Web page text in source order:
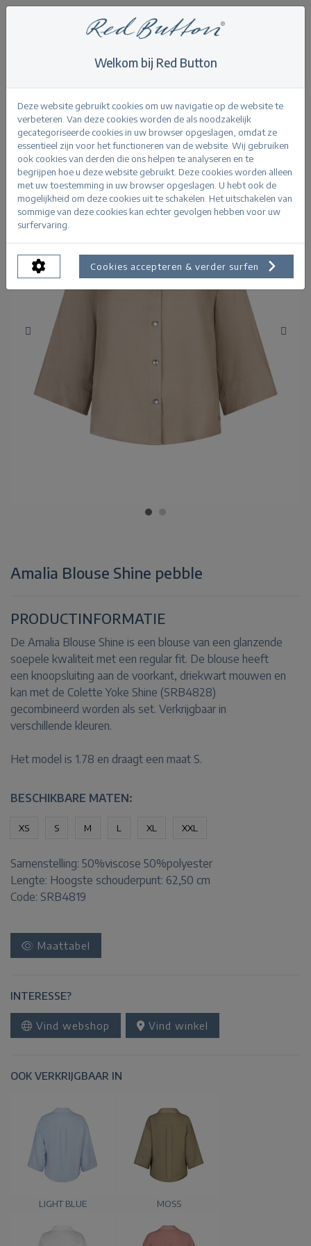
Amalia Blouse Shine
Terug
Amalia Blouse Shine pebble
PRODUCTINFORMATIE
De Amalia Blouse Shine is een blouse van een glanzende
soepele kwaliteit met een regular fit. De blouse heeft
een knoopsluiting aan de voorkant, driekwart mouwen en
kan met de Colette Yoke Shine (SRB4828)
gecombineerd worden als set. Verkrijgbaar in
verschillende kleuren.
Het model is 1.78 en draagt een maat S.
BESCHIKBARE MATEN:
XS S M L XL XXL
Samenstelling: 50%viscose 50%polyester
Lengte: Hoogste schouderpunt: 62,50 cm
Code: SRB4819
Maattabel
INTERESSE?
Vind webshop Vind winkel
OOK VERKRIJGBAAR IN
LIGHT BLUE MOSS
Welkom bij Red Button
Deze website gebruikt cookies om uw navigatie op de website te
verbeteren. Van deze cookies worden de als noodzakelijk
gecategoriseerde cookies in uw browser opgeslagen, omdat ze
essentieel zijn voor het functioneren van de website. Wij gebruiken
ook cookies van derden die ons helpen te analyseren en te
begrijpen hoe u deze website gebruikt. Deze cookies worden alleen
met uw toestemming in uw browser opgeslagen. U hebt ook de
mogelijkheid om deze cookies uit te schakelen. Het uitschakelen van
sommige van deze cookies kan echter gevolgen hebben voor uw
surfervaring.
Cookies accepteren & verder surfen